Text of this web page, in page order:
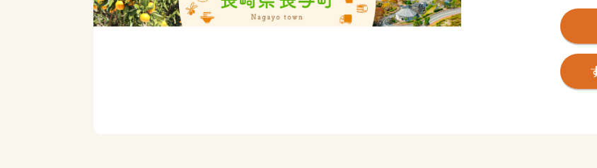
あるような、でも
“自然美” “造形美”
そんな長与町より